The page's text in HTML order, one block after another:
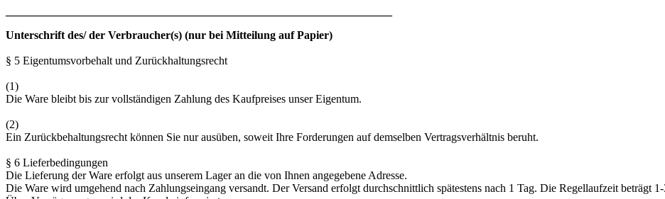
Unterschrift des/ der Verbraucher(s) (nur bei Mitteilung auf Papier)
§ 5 Eigentumsvorbehalt und Zurückhaltungsrecht
(1)
Die Ware bleibt bis zur vollständigen Zahlung des Kaufpreises unser Eigentum.
(2)
Ein Zurückbehaltungsrecht können Sie nur ausüben, soweit Ihre Forderungen auf demselben Vertragsverhältnis beruht.
§ 6 Lieferbedingungen
Die Lieferung der Ware erfolgt aus unserem Lager an die von Ihnen angegebene Adresse.
Die Ware wird umgehend nach Zahlungseingang versandt. Der Versand erfolgt durchschnittlich spätestens nach 1 Tag. Die Regellaufzeit beträgt 1-